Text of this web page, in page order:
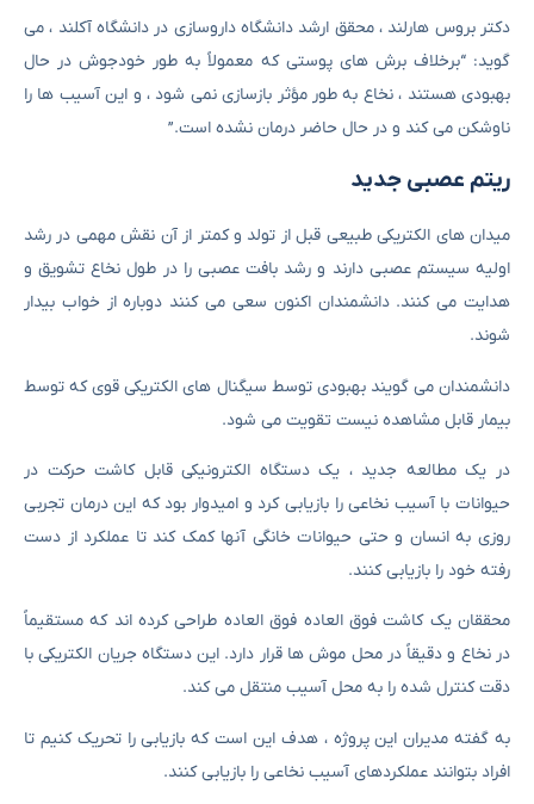
دکتر بروس هارلند ، محقق ارشد دانشگاه داروسازی در دانشگاه آکلند ، می
گوید: “برخلاف برش های پوستی که معمولاً به طور خودجوش در حال
بهبودی هستند ، نخاع به طور مؤثر بازسازی نمی شود ، و این آسیب ها را
ناوشکن می کند و در حال حاضر درمان نشده است.”
ریتم عصبی جدید
میدان های الکتریکی طبیعی قبل از تولد و کمتر از آن نقش مهمی در رشد
اولیه سیستم عصبی دارند و رشد بافت عصبی را در طول نخاع تشویق و
هدایت می کنند. دانشمندان اکنون سعی می کنند دوباره از خواب بیدار
شوند.
دانشمندان می گویند بهبودی توسط سیگنال های الکتریکی قوی که توسط
بیمار قابل مشاهده نیست تقویت می شود.
در یک مطالعه جدید ، یک دستگاه الکترونیکی قابل کاشت حرکت در
حیوانات با آسیب نخاعی را بازیابی کرد و امیدوار بود که این درمان تجربی
روزی به انسان و حتی حیوانات خانگی آنها کمک کند تا عملکرد از دست
رفته خود را بازیابی کنند.
محققان یک کاشت فوق العاده فوق العاده طراحی کرده اند که مستقیماً
در نخاع و دقیقاً در محل موش ها قرار دارد. این دستگاه جریان الکتریکی با
دقت کنترل شده را به محل آسیب منتقل می کند.
به گفته مدیران این پروژه ، هدف این است که بازیابی را تحریک کنیم تا
افراد بتوانند عملکردهای آسیب نخاعی را بازیابی کنند.